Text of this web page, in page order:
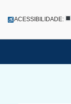
para
ACESSIBILIDADE: